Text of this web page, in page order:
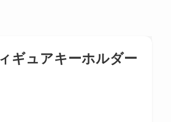
ギュアキーホルダー